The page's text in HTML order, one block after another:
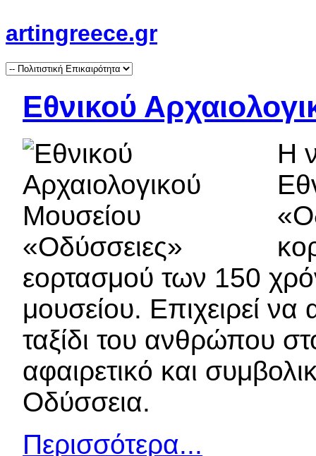
artingreece.gr
Εθνικού
Η
εορτασμού των 150
μουσείου. Επιχειρεί να
ταξίδι του ανθρώπου
αφαιρετικό και
Οδύσσεια.
Περισσότερα...